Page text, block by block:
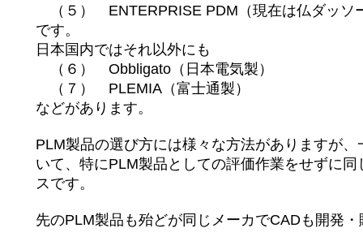
（５） ENTERPRISE PDM（現在は仏ダッソ
です。
日本国内ではそれ以外にも
（６） Obbligato（日本電気製）
（７） PLEMIA（富士通製）
などがあります。
PLM製品の選び方には様々な方法がありますが、
いて、特にPLM製品としての評価作業をせずに同
スです。
先のPLM製品も殆どが同じメーカでCADも開発・